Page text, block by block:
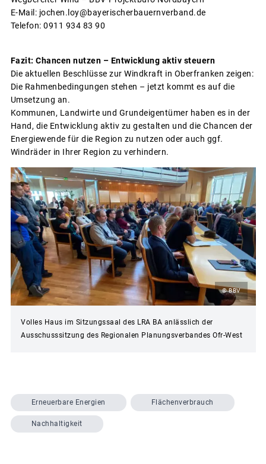
E-Mail: jochen.loy@bayerischerbauernverband.de
Telefon: 0911 934 83 90
Fazit: Chancen nutzen – Entwicklung aktiv steuern
Die aktuellen Beschlüsse zur Windkraft in Oberfranken zeigen:
Die Rahmenbedingungen stehen – jetzt kommt es auf die
Umsetzung an.
Kommunen, Landwirte und Grundeigentümer haben es in der
Hand, die Entwicklung aktiv zu gestalten und die Chancen der
Energiewende für die Region zu nutzen oder auch ggf.
Windräder in Ihrer Region zu verhindern.
© BBV
Volles Haus im Sitzungssaal des LRA BA anlässlich der
Ausschusssitzung des Regionalen Planungsverbandes Ofr-West
Erneuerbare Energien Flächenverbrauch
Nachhaltigkeit